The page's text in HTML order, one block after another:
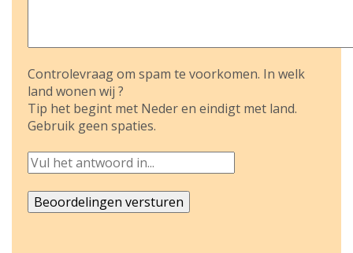
Controlevraag om spam te voorkomen. In welk
land wonen wij ?
Tip het begint met Neder en eindigt met land.
Gebruik geen spaties.